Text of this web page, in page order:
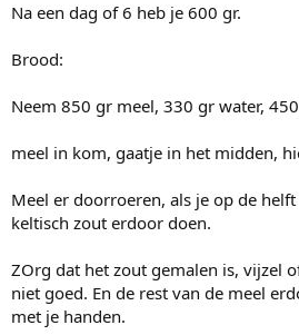
Na een dag of 6 heb je 600 gr.
Brood:
Neem 850 gr meel, 330 gr water,
meel in kom, gaatje in het midden,
Meel er doorroeren, als je op de
keltisch zout erdoor doen.
ZOrg dat het zout gemalen is, vijzel
niet goed. En de rest van de meel
met je handen.